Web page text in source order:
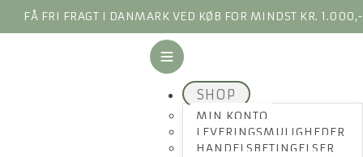
FÅ FRI FRAGT I DANMARK VED KØB FOR MINDST KR. 1.000,-
SHOP
MIN KONTO
LEVERINGSMULIGHEDER
HANDELSBETINGELSER